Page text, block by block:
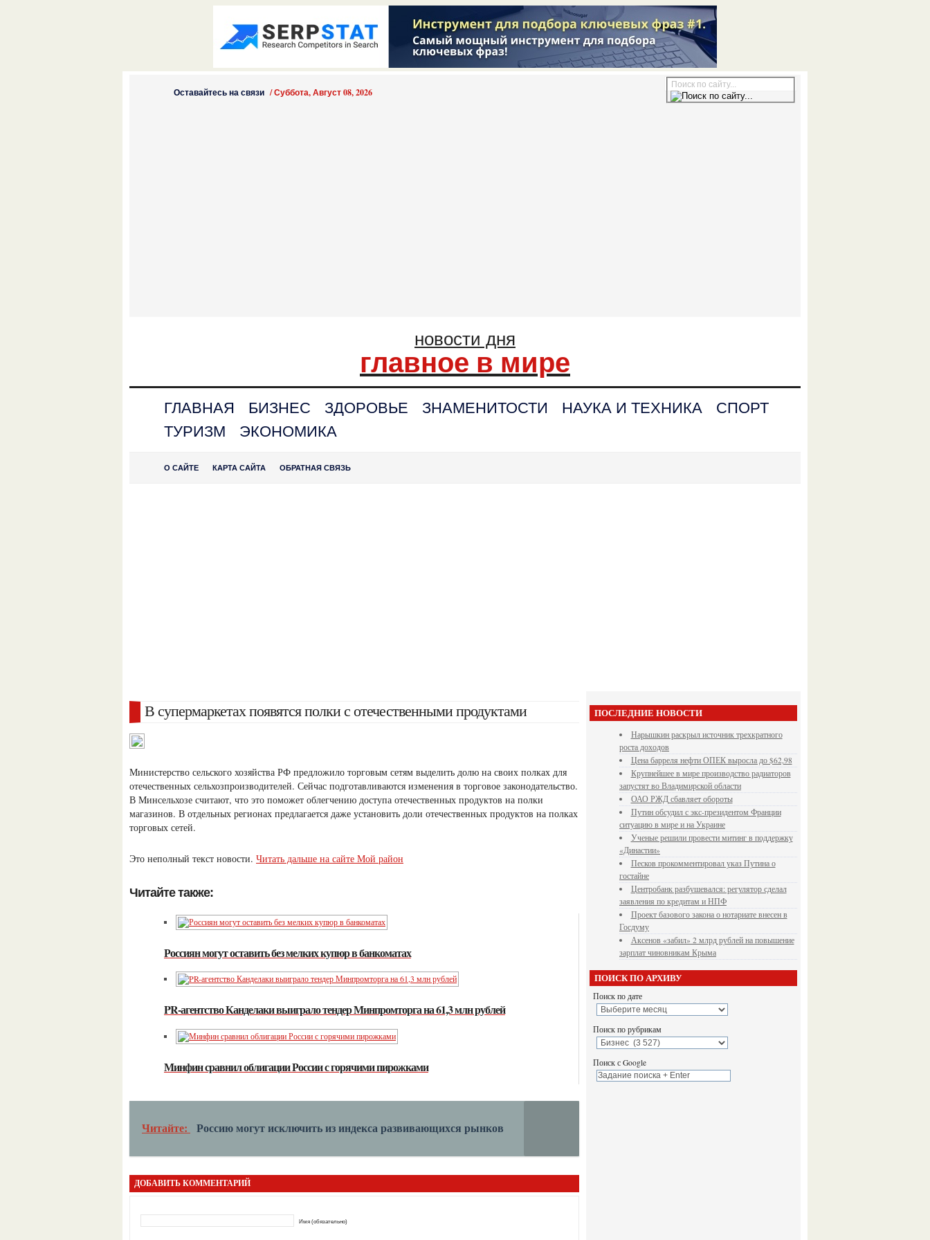
Оставайтесь на связи /Суббота, Август 08, 2026
новости дня
главное в мире
ГЛАВНАЯ БИЗНЕС ЗДОРОВЬЕ ЗНАМЕНИТОСТИ НАУКА И ТЕХНИКА
СПОРТ
ТУРИЗМ
ЭКОНОМИКА
О САЙТЕ КАРТА САЙТА ОБРАТНАЯ СВЯЗЬ
В супермаркетах появятся полки с отечественными продуктами
Министерство сельского хозяйства РФ предложило торговым сетям выделить долю на своих полках для
отечественных сельхозпроизводителей. Сейчас подготавливаются изменения в торговое законодательство.
В Минсельхозе считают, что это поможет облегчению доступа отечественных продуктов на полки
магазинов. В отдельных регионах предлагается даже установить доли отечественных продуктов на полках
торговых сетей.
Это неполный текст новости. Читать дальше на сайте Мой район
Читайте также:
Россиян могут оставить без мелких купюр в банкоматах
PR-агентство Канделаки выиграло тендер Минпромторга на 61,3 млн рублей
Минфин сравнил облигации России с горячими пирожками
Читайте: Россию могут исключить из индекса развивающихся рынков
ДОБАВИТЬ КОММЕНТАРИЙ
Имя (обязательно)
ПОСЛЕДНИЕ НОВОСТИ
Нарышкин раскрыл источник трехкратного
роста доходов
Цена барреля нефти ОПЕК выросла до $62,98
Крупнейшее в мире производство радиаторов
запустят во Владимирской области
ОАО РЖД сбавляет обороты
Путин обсудил с экс-президентом Франции
ситуацию в мире и на Украине
Ученые решили провести митинг в поддержку
«Династии»
Песков прокомментировал указ Путина о
гостайне
Центробанк разбушевался: регулятор сделал
заявления по кредитам и НПФ
Проект базового закона о нотариате внесен в
Госдуму
Аксенов «забил» 2 млрд рублей на повышение
зарплат чиновникам Крыма
ПОИСК ПО АРХИВУ
Поиск по дате
Поиск по рубрикам
Поиск с Google